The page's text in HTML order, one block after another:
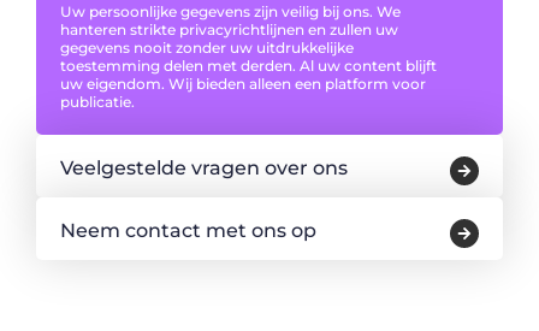
Uw persoonlijke gegevens zijn veilig bij ons. We
hanteren strikte privacyrichtlijnen en zullen uw
gegevens nooit zonder uw uitdrukkelijke
toestemming delen met derden. Al uw content blijft
uw eigendom. Wij bieden alleen een platform voor
publicatie.
Veelgestelde vragen over ons
Neem contact met ons op